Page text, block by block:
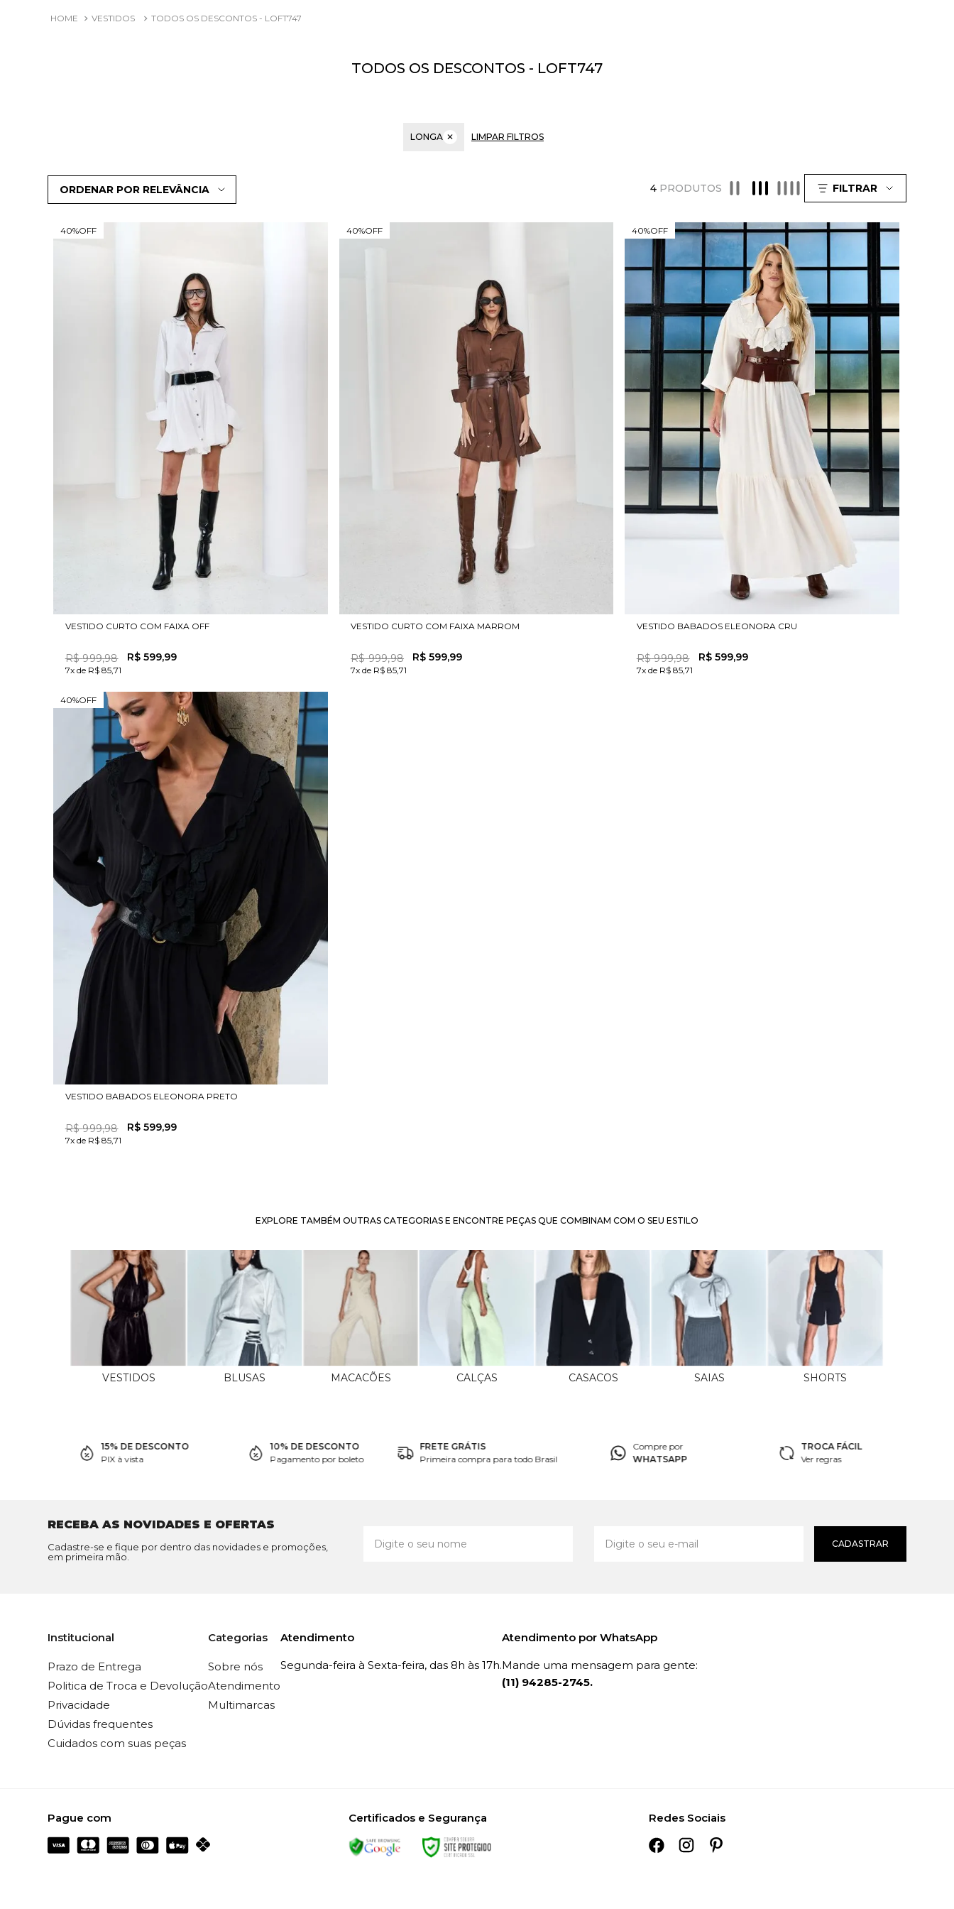
VESTIDOS TODOS OS DESCONTOS - LOFT747
TODOS OS DESCONTOS - LOFT747
LONGA ✕ LIMPAR FILTROS
ORDENAR POR RELEVÂNCIA 4 PRODUTOS FILTRAR
40%OFF
VESTIDO CURTO COM FAIXA OFF
R$ 999,98 R$ 599,99
7x de R$ 85,71
40%OFF
VESTIDO CURTO COM FAIXA MARROM
R$ 999,98 R$ 599,99
7x de R$ 85,71
40%OFF
VESTIDO BABADOS ELEONORA CRU
R$ 999,98 R$ 599,99
7x de R$ 85,71
40%OFF
VESTIDO BABADOS ELEONORA PRETO
R$ 999,98 R$ 599,99
7x de R$ 85,71
EXPLORE TAMBÉM OUTRAS CATEGORIAS E ENCONTRE PEÇAS QUE COMBINAM COM O SEU ESTILO
VESTIDOS BLUSAS MACACÕES CALÇAS CASACOS SAIAS SHORTS
15% DE DESCONTO
PIX à vista
10% DE DESCONTO
Pagamento por boleto
FRETE GRÁTIS
Primeira compra para todo Brasil
Compre por
WHATSAPP
TROCA FÁCIL
Ver regras
RECEBA AS NOVIDADES E OFERTAS
Cadastre-se e fique por dentro das novidades e promoções,
em primeira mão.
CADASTRAR
Institucional
Prazo de Entrega
Politica de Troca e Devolução
Privacidade
Dúvidas frequentes
Cuidados com suas peças
Categorias
Sobre nós
Atendimento
Multimarcas
Atendimento
Segunda-feira à Sexta-feira, das 8h às 17h.
Atendimento por WhatsApp
Mande uma mensagem para gente:
(11) 94285-2745.
Pague com Certificados e Segurança Redes Sociais